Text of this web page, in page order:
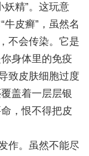
妖精”。这玩意
牛皮癣”，虽然名
不会传染。它是
身体里的免疫
致皮肤细胞过度
盖着一层层银
，恨不得把皮
作。虽然不能尽